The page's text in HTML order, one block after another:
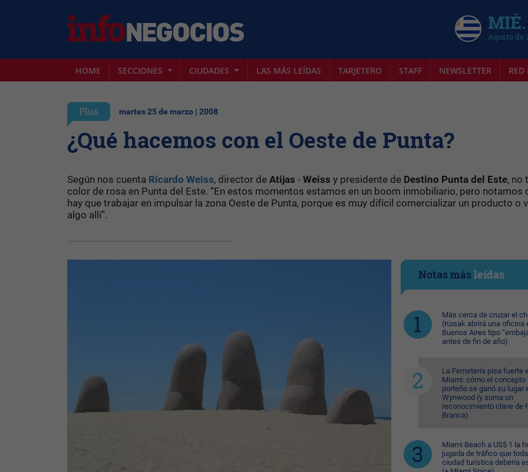
Agosto de
HOME SECCIONES CIUDADES LAS MÁS LEÍDAS TARJETERO STAFF NEWSLETTER RED
Plus martes 25 de marzo | 2008
¿Qué hacemos con el Oeste de Punta?
Según nos cuenta Ricardo Weiss, director de Atijas - Weiss y presidente de Destino Punta del Este, no
color de rosa en Punta del Este. “En estos momentos estamos en un boom inmobiliario, pero notamos
hay que trabajar en impulsar la zona Oeste de Punta, porque es muy difícil comercializar un producto o
algo allí”.
Notas másleídas
Más cerca de cruzar el
(Kosak abrirá una oficina
Buenos Aires tipo
antes de fin de año)
La Fernetería pisa fuerte
Miami: cómo el concepto
porteño se ganó su lugar
Wynwood (y suma un
reconocimiento clave de
Branca)
Miami Beach a US$ 1 la
jugada de tráfico que toda
ciudad turística debería